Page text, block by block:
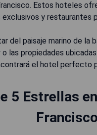
Estos hoteles
y restaurantes
del paisaje marino de
las propiedades
el hotel perfecto
5 Estrellas
Francisco